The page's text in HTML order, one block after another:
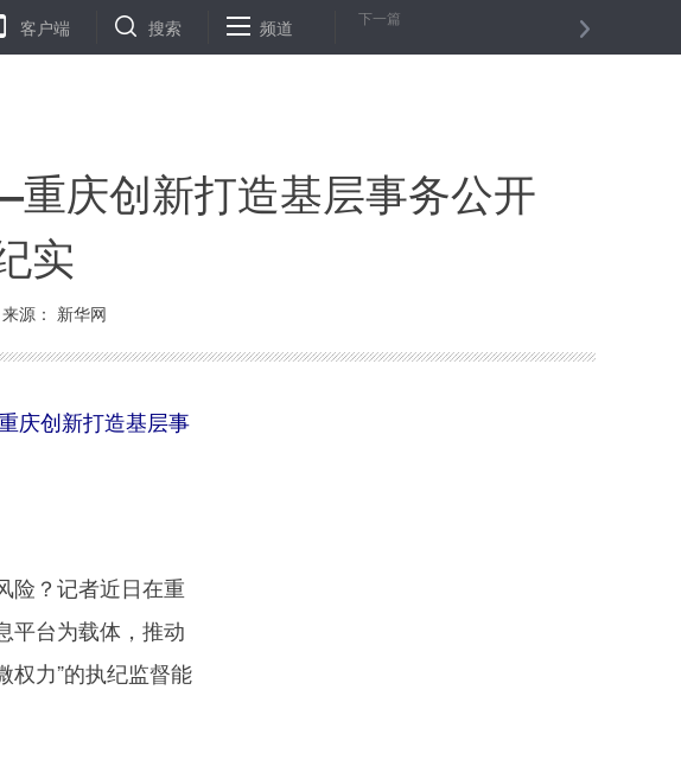
综述：借力戛纳电影市场 中国电影人积极探索海外市场 杭州艮山运河公园命案告
客户端 搜索 频道 下一篇
庆创新打造基层事务公开
实
来源： 新华网
庆创新打造基层事
？记者近日在重
平台为载体，推动
权力”的执纪监督能